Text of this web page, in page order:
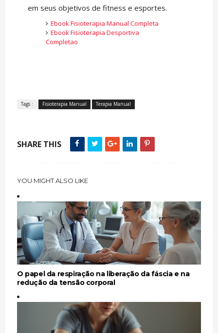
em seus objetivos de fitness e esportes.
Ebook Fisioterapia Manual Completa
Ebook Fisioterapia Desportiva
Completao
Tags : Fisioterapia Manual Terapia Manual
SHARE THIS
YOU MIGHT ALSO LIKE
O papel da respiração na liberação da fáscia e na
redução da tensão corporal